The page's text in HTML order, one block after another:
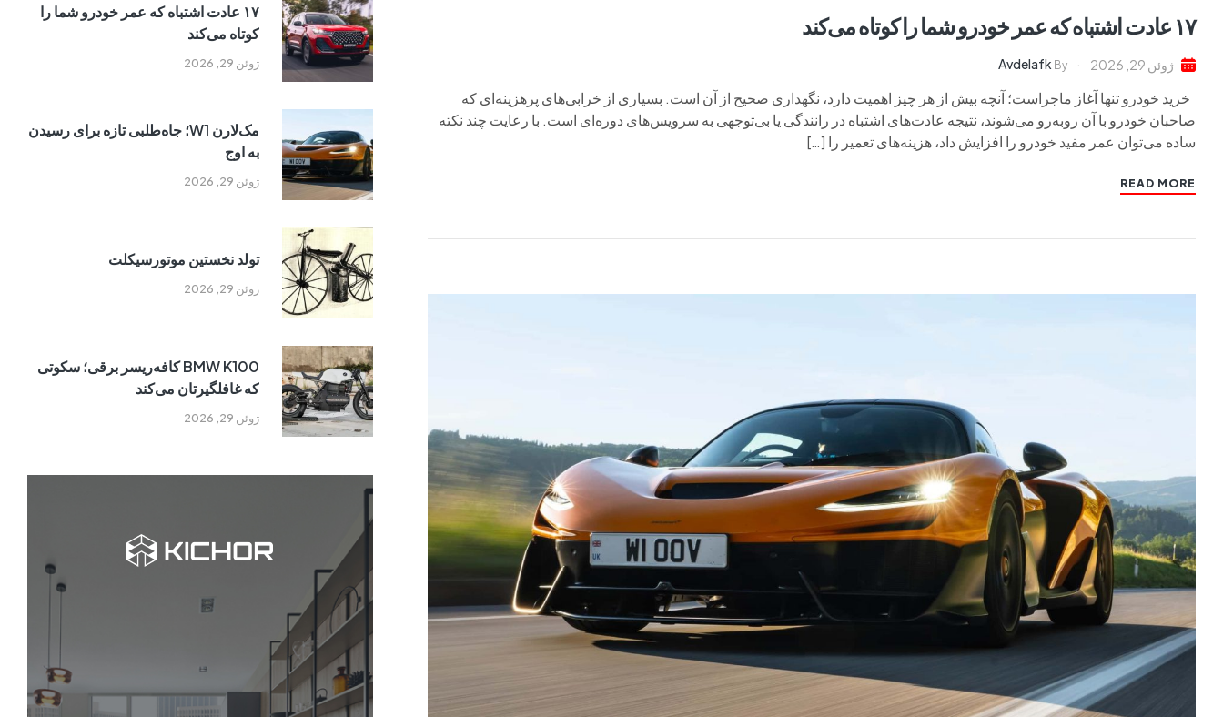
۱۷ عادت اشتباه که عمر خودرو شما را کوتاه می‌کند
ژوئن 29, 2026 By
Avdelafk
خرید خودرو تنها آغاز ماجراست؛ آنچه بیش از هر چیز اهمیت دارد، نگهداری صحیح از آن است. بسیاری از خرابی‌های پرهزینه‌ای که
صاحبان خودرو با آن روبه‌رو می‌شوند، نتیجه عادت‌های اشتباه در رانندگی یا بی‌توجهی به سرویس‌های دوره‌ای است. با رعایت چند نکته
ساده می‌توان عمر مفید خودرو را افزایش داد، هزینه‌های تعمیر را […]
READ MORE
ژوئن 29, 2026
۱۷ عادت اشتباه که عمر خودرو شما را
کوتاه می‌کند
ژوئن 29, 2026
مک‌لارن W1؛ جاه‌طلبی تازه برای رسیدن
به اوج
ژوئن 29, 2026
تولد نخستین موتورسیکلت
ژوئن 29, 2026
BMW K100 کافه‌ریسر برقی؛ سکوتی
که غافلگیرتان می‌کند